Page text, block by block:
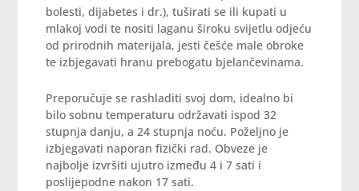
bolesti, dijabetes i dr.), tuširati se ili kupati u
mlakoj vodi te nositi laganu široku svijetlu odjeću
od prirodnih materijala, jesti češće male obroke
te izbjegavati hranu prebogatu bjelančevinama.
Preporučuje se rashladiti svoj dom, idealno bi
bilo sobnu temperaturu održavati ispod 32
stupnja danju, a 24 stupnja noću. Poželjno je
izbjegavati naporan fizički rad. Obveze je
najbolje izvršiti ujutro između 4 i 7 sati i
poslijepodne nakon 17 sati.